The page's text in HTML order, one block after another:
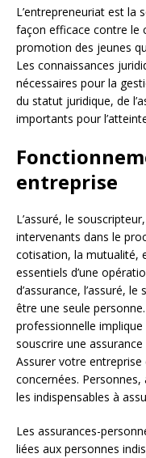
L’entrepreneuriat est la
façon efficace contre le
promotion des jeunes
Les connaissances
nécessaires pour la
du statut juridique, de
importants pour
entreprise
L’assuré, le
intervenants dans le
cotisation, la mutualité,
essentiels d’une
d’assurance, l’assuré,
être une seule
professionnelle implique
souscrire une
Assurer votre
concernées.
les indispensables à
Les assurances-
liées aux personnes